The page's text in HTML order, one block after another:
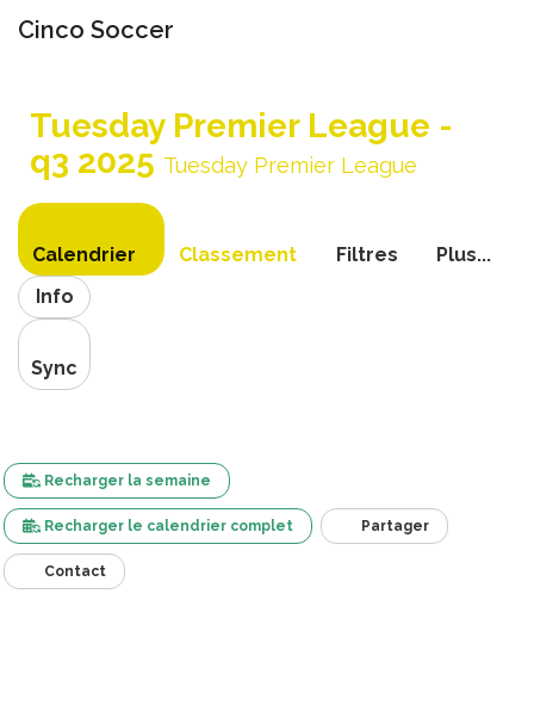
Cinco Soccer
Tuesday Premier League -
q3 2025 Tuesday Premier League
Calendrier Classement Filtres
Plus...
Info
Sync
Recharger la semaine
Recharger le calendrier complet Partager
Contact